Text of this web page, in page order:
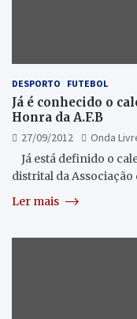
DESPORTO FUTEBOL
Já é conhecido o
Honra da A.F.B
27/09/2012
Onda
Já está definido o
distrital da
Ler mais